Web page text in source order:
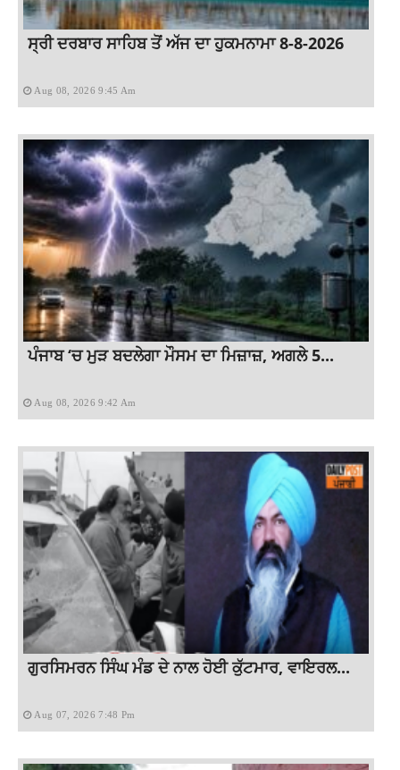
ਸ੍ਰੀ ਦਰਬਾਰ ਸਾਹਿਬ ਤੋਂ ਅੱਜ ਦਾ ਹੁਕਮਨਾਮਾ 8-8-2026
Aug 08, 2026 9:45 Am
ਪੰਜਾਬ ‘ਚ ਮੁੜ ਬਦਲੇਗਾ ਮੌਸਮ ਦਾ ਮਿਜ਼ਾਜ਼, ਅਗਲੇ 5...
Aug 08, 2026 9:42 Am
ਗੁਰਸਿਮਰਨ ਸਿੰਘ ਮੰਡ ਦੇ ਨਾਲ ਹੋਈ ਕੁੱਟਮਾਰ, ਵਾਇਰਲ...
Aug 07, 2026 7:48 Pm